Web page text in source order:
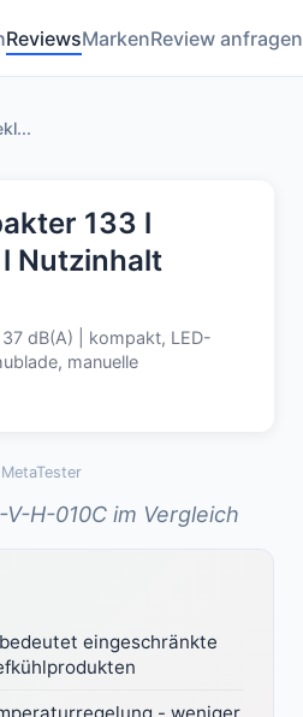
ReviewsMarkenReview anfragen
133 l
l Nutzinhalt
dB(A) | kompakt, LED-
manuelle
H-010C im Vergleich
eingeschränkte